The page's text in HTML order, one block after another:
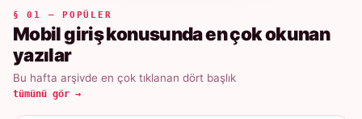
§ 01 — POPÜLER
Mobil giriş konusunda en çok okunan
yazılar
Bu hafta arşivde en çok tıklanan dört başlık
tümünü gör →